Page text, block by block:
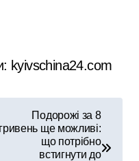
kyivschina24.com
Подорожі за 8
гривень ще можливі:
що потрібно
встигнути до